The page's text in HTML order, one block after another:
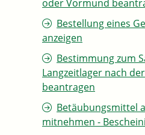
oder Vormund
Bestellung eines
anzeigen
Bestimmung zum
Langzeitlager nach
beantragen
Betäubungsmittel
mitnehmen -